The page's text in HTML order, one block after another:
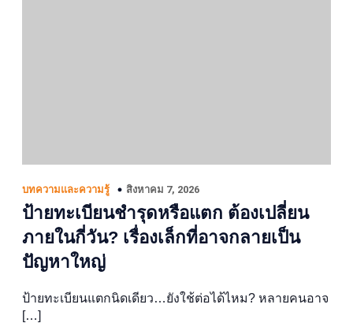
บทความและความรู้ สิงหาคม 7, 2026
ป้ายทะเบียนชำรุดหรือแตก ต้องเปลี่ยน
ภายในกี่วัน? เรื่องเล็กที่อาจกลายเป็น
ปัญหาใหญ่
ป้ายทะเบียนแตกนิดเดียว…ยังใช้ต่อได้ไหม? หลายคนอาจ
[…]